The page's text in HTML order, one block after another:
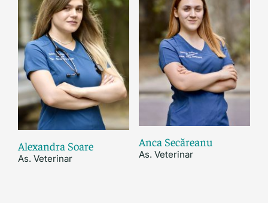
Alexandra Soare
As. Veterinar
Anca Secăreanu
As. Veterinar